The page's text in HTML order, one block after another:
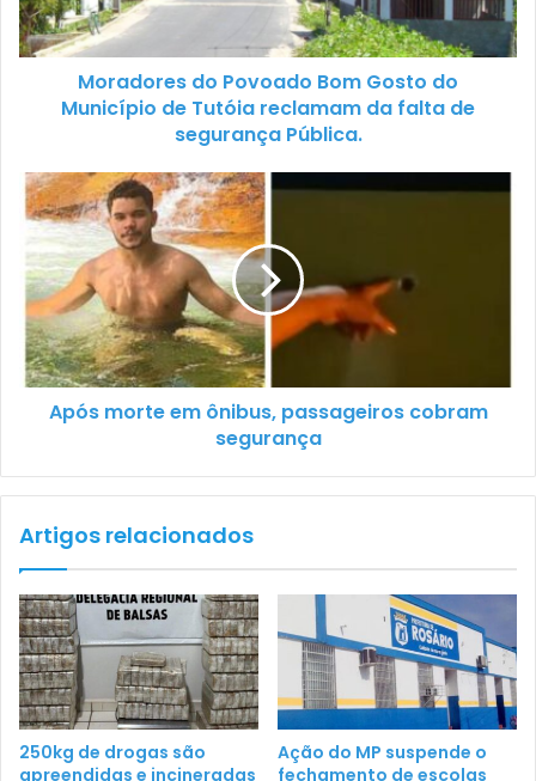
Moradores do Povoado Bom Gosto do
Município de Tutóia reclamam da falta de
segurança Pública.
Após morte em ônibus, passageiros cobram
segurança
Artigos relacionados
250kg de drogas são
apreendidas e incineradas
Ação do MP suspende o
fechamento de escolas